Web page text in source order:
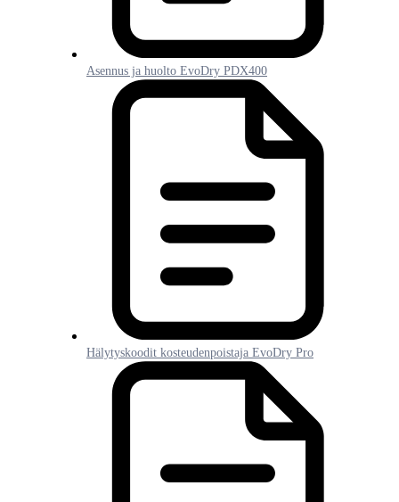
Asennus ja huolto EvoDry PDX400
Hälytyskoodit kosteudenpoistaja EvoDry Pro